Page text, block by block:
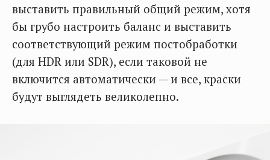
выставить правильный общий режим, хотя
бы грубо настроить баланс и выставить
соответствующий режим постобработки
(для HDR или SDR), если таковой не
включится автоматически — и все, краски
будут выглядеть великолепно.